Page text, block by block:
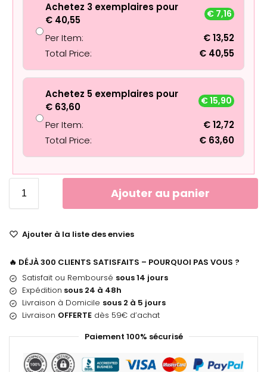
Achetez 3 exemplaires pour
€ 40,55
€ 7,16
Per Item: €13,52
Total Price:
€ 40,55
Achetez 5 exemplaires pour
€ 63,60
€15,90
Per Item: €12,72
Total Price:
€ 63,60
Ajouter au panier
Ajouter à la liste des envies
🔥 DÉJÀ 300 CLIENTS SATISFAITS – POURQUOI PAS VOUS ?
Satisfait ou Remboursé sous 14 jours
Expédition sous 24 à 48h
Livraison à Domicile sous 2 à 5 jours
Livraison OFFERTE dès 59€ d’achat
Paiement 100% sécurisé